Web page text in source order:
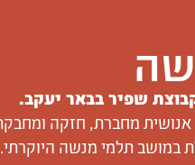
שפיר בבאר יעקב.
במושב תלמי מנשה היוקרתי.